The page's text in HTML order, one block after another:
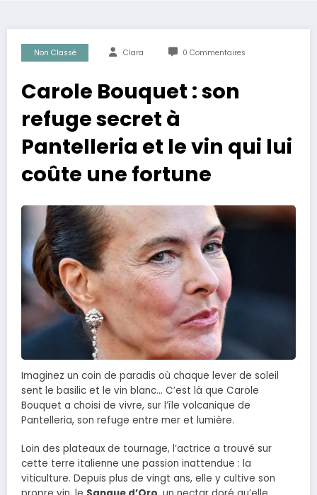
Non Classé Clara 0 Commentaires
Carole Bouquet : son
refuge secret à
Pantelleria et le vin qui lui
coûte une fortune
Imaginez un coin de paradis où chaque lever de soleil
sent le basilic et le vin blanc… C’est là que Carole
Bouquet a choisi de vivre, sur l’île volcanique de
Pantelleria, son refuge entre mer et lumière.
Loin des plateaux de tournage, l’actrice a trouvé sur
cette terre italienne une passion inattendue : la
viticulture. Depuis plus de vingt ans, elle y cultive son